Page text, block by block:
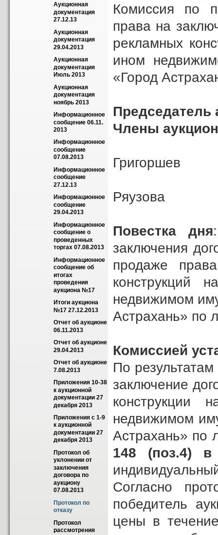
Аукционная
документация
27.12.13
Аукционная
документация
29.04.2013
Аукционная
документация
Июль 2013
Аукционная
документация
ноябрь 2013
Информационное
сообщение 06.11.
2013
Информационное
сообщение
07.08.2013
Информационное
сообщение
27.12.13
Информационное
сообщение
29.04.2013
Информационное
сообщение о
проведенных
торгах 07.08.2013
Информационное
сообщение об
итогах
проведения
аукциона №17
Итоги аукциона
№17 27.12.2013
Отчет об аукционе
06.11.2013
Отчет об аукционе
29.04.2013
Отчет об аукционе
7.08.2013
Приложения 10-38
к аукционной
документации 27
декабря 2013
Приложения с 1-9
к аукционной
документации 27
декабря 2013
Протокол об
уклонении от
заключения
договора по
аукциону
07.08.2013
Протокол по
отказу
Протокол
рассмотрения
Комиссия по
права на
рекламных
ином
«Город
Председатель
Члены
Повестка дня
заключения
продаже
конструкций
недвижимом
Астрахань» по
Комиссией
По
заключение
конструкции
недвижимом
Астрахань»
148 (поз.4) в
Согласно
победитель
цены в